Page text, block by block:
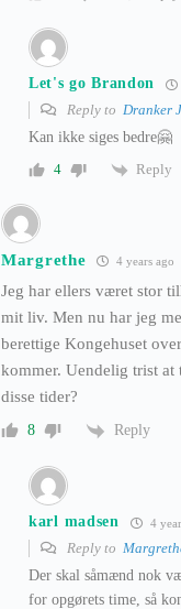
Let's go Brandon
Reply to Dranker
Kan ikke siges bedre🤗
4
Reply
Margrethe 4 years ago
Jeg har ellers været stor
mit liv. Men nu har jeg
berettige Kongehuset
kommer. Uendelig trist
disse tider?
8 Reply
karl madsen 4
Reply to
Der skal såmænd nok
for opgørets time, så